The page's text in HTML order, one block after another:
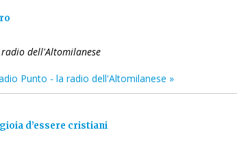
dell'Altomilanese
Punto - la radio dell'Altomilanese »
d’essere cristiani